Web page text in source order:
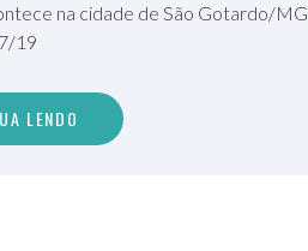
na cidade de São Gotardo/MG
19
LENDO